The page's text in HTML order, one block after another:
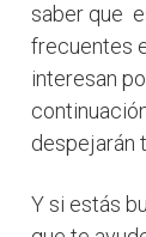
saber que
frecuentes
interesan
despejarán
Y si estás